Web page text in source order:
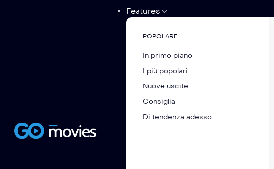
Features
POPOLARE
In primo piano
I più popolari
Nuove uscite
Consiglia
Di tendenza adesso